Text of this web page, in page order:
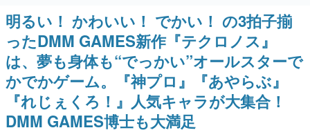
ゲームの企画書
名作ゲームクリエイターの方々に製作時のエピソードをお
聞きし、ヒットする企画（ゲーム）とは何か？を探ってい
きます。
赫本
この物語を解いてはいけない。『赫本』は、〈試験問題〉
の形をした短編ホラー小説集です。
新世代に訊く
日（8月10日）にあわせて、
「ラクーンシティ総合病院」へ
行く配達人の姿が披露
や『ブラッドボーン』の新作ア
イテムが登場
明るい！ かわいい！ でかい！ の3拍子揃
ったDMM GAMES新作『テクロノス』
は、夢も身体も“でっかい”オールスターで
かでかゲーム。『神プロ』『あやらぶ』
『れじぇくろ！』人気キャラが大集合！
DMM GAMES博士も大満足